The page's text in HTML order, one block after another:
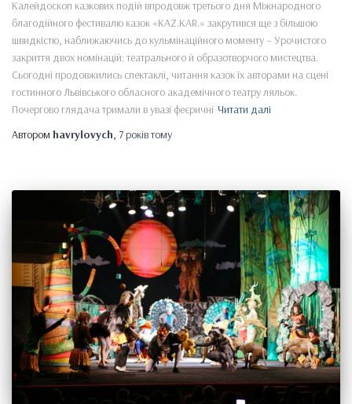
Калейдоскоп казкових подій впродовж третього дня Міжнародного
благодійного фестивалю казок «KAZ.KAR.» закрутився ще з більшою
швидкістю, наближаючись до кульмінаційного моменту – Урочистого
закриття двох номінацій: театрального й образотворчого мистецтва.
Сьогодні продовжились спектаклі, читання казок їх авторами на сцені
гостинного Львівського обласного академічного театру ляльок.
Почергово глядача тримали в увазі феєричні Читати далі
Автором havrylovych, 7 роківтому